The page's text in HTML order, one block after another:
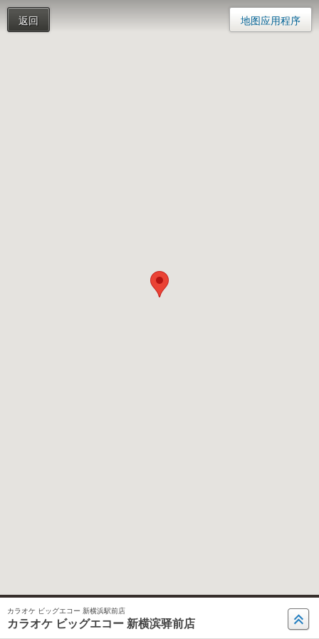
返回 地图应用程序
カラオケ ビッグエコー 新横浜駅前店
カラオケ ビッグエコー 新横滨驿前店